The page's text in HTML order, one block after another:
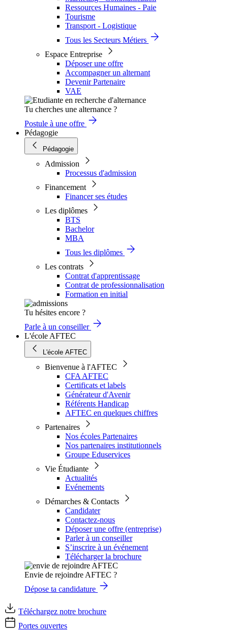
Ressources Humaines - Paie
Tourisme
Transport - Logistique
Tous les Secteurs Métiers
Espace Entreprise
Déposer une offre
Accompagner un alternant
Devenir Partenaire
VAE
Tu cherches une alternance ?
Postule à une offre
Pédagogie
Pédagogie
Admission
Processus d'admission
Financement
Financer ses études
Les diplômes
BTS
Bachelor
MBA
Tous les diplômes
Les contrats
Contrat d'apprentissage
Contrat de professionnalisation
Formation en initial
Tu hésites encore ?
Parle à un conseiller
L'école AFTEC
L'école AFTEC
Bienvenue à l'AFTEC
CFA AFTEC
Certificats et labels
Générateur d'Avenir
Référents Handicap
AFTEC en quelques chiffres
Partenaires
Nos écoles Partenaires
Nos partenaires institutionnels
Groupe Eduservices
Vie Étudiante
Actualités
Evénements
Démarches & Contacts
Candidater
Contactez-nous
Déposer une offre (entreprise)
Parler à un conseiller
S’inscrire à un événement
Télécharger la brochure
Envie de rejoindre AFTEC ?
Dépose ta candidature
Téléchargez notre brochure
Portes ouvertes